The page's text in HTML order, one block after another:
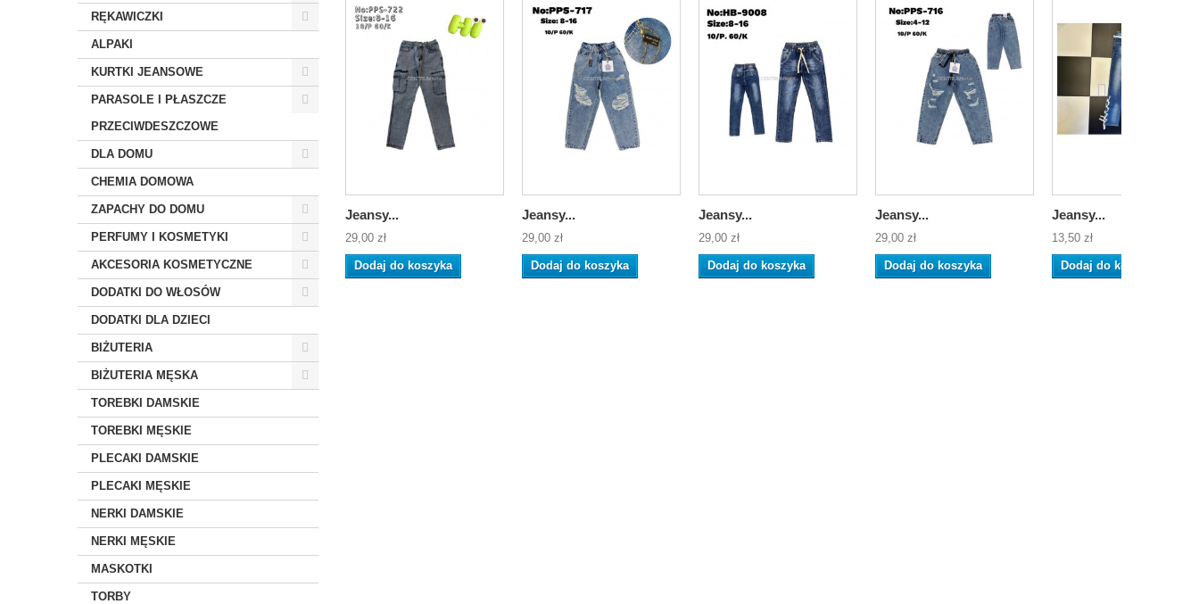
RĘKAWICZKI
ALPAKI
KURTKI JEANSOWE
PARASOLE I PŁASZCZE
PRZECIWDESZCZOWE
DLA DOMU
CHEMIA DOMOWA
ZAPACHY DO DOMU
PERFUMY I KOSMETYKI
AKCESORIA KOSMETYCZNE
DODATKI DO WŁOSÓW
DODATKI DLA DZIECI
BIŻUTERIA
BIŻUTERIA MĘSKA
TOREBKI DAMSKIE
TOREBKI MĘSKIE
PLECAKI DAMSKIE
PLECAKI MĘSKIE
NERKI DAMSKIE
NERKI MĘSKIE
MASKOTKI
TORBY
Jeansy...
29,00 zł
Dodaj do koszyka
Jeansy...
29,00 zł
Dodaj do koszyka
Jeansy...
29,00 zł
Dodaj do koszyka
Jeansy...
29,00 zł
Dodaj do koszyka
Jeansy...
13,50 zł
Dodaj do koszyka